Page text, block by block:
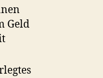
Geld